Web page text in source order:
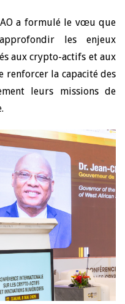
a formulé le vœu que
les enjeux
aux crypto-actifs et aux
renforcer la capacité des
leurs missions de